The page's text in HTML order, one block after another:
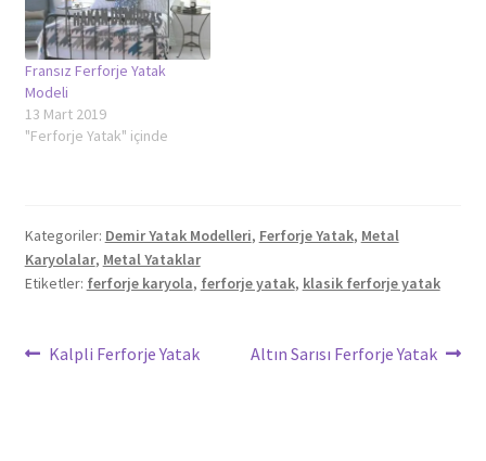
Fransız Ferforje Yatak
Modeli
13 Mart 2019
"Ferforje Yatak" içinde
Kategoriler: Demir Yatak Modelleri, Ferforje Yatak, Metal
Karyolalar, Metal Yataklar
Etiketler: ferforje karyola, ferforje yatak, klasik ferforje yatak
YazıÖnceki
Kalpli Ferforje Yatak
Sonraki
Altın Sarısı Ferforje Yatak